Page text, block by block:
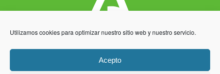
Utilizamos cookies para optimizar nuestro sitio web y nuestro servicio.
Acepto